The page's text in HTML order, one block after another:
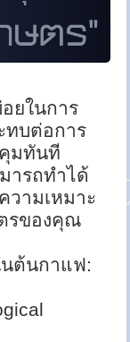
ยในการ
ทบต่อการ
มทันที
ารถทำได้
วามเหมาะ
รของคุณ
นต้นกาแฟ: